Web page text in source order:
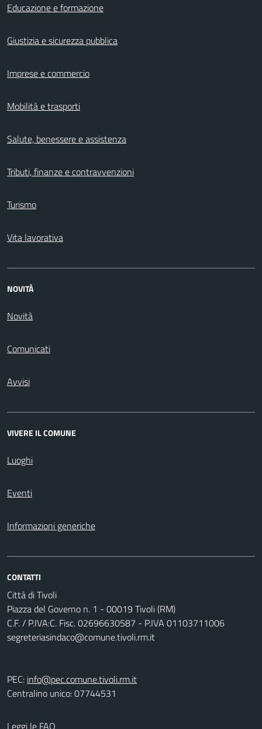
Educazione e formazione
Giustizia e sicurezza pubblica
Imprese e commercio
Mobilità e trasporti
Salute, benessere e assistenza
Tributi, finanze e contravvenzioni
Turismo
Vita lavorativa
NOVITÀ
Novità
Comunicati
Avvisi
VIVERE IL COMUNE
Luoghi
Eventi
Informazioni generiche
CONTATTI
Città di Tivoli
Piazza del Governo n. 1 - 00019 Tivoli (RM)
C.F. / P.IVA:C. Fisc. 02696630587 - P.IVA 01103711006
segreteriasindaco@comune.tivoli.rm.it
PEC: info@pec.comune.tivoli.rm.it
Centralino unico: 07744531